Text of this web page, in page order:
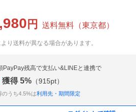
円 送料無料 （東京都）
り送料が異なる場合があります。
PayPay残高で支払い&LINEと連携で
獲得 5% （915pt）
のうち4.5%は利用先・期間限定